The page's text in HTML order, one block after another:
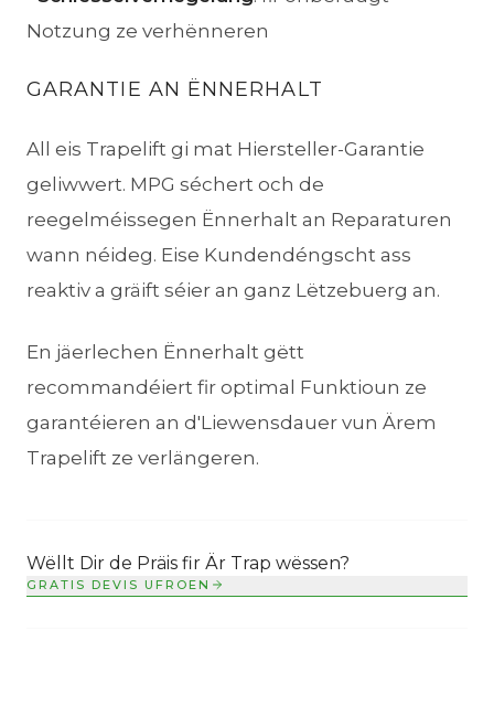
Notzung ze verhënneren
GARANTIE AN ËNNERHALT
All eis Trapelift gi mat Hiersteller-Garantie
geliwwert. MPG séchert och de
reegelméissegen Ënnerhalt an Reparaturen
wann néideg. Eise Kundendéngscht ass
reaktiv a gräift séier an ganz Lëtzebuerg an.
En jäerlechen Ënnerhalt gëtt
recommandéiert fir optimal Funktioun ze
garantéieren an d'Liewensdauer vun Ärem
Trapelift ze verlängeren.
Wëllt Dir de Präis fir Är Trap wëssen?
GRATIS DEVIS UFROEN